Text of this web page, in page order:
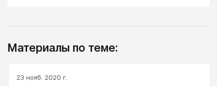
Материалы по теме:
23 нояб. 2020 г.